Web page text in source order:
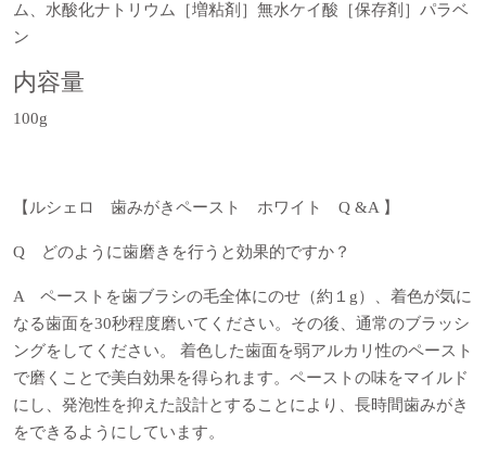
ム、水酸化ナトリウム［増粘剤］無水ケイ酸［保存剤］パラベ
ン
内容量
100g
【ルシェロ 歯みがきペースト ホワイト Q &A 】
Q どのように歯磨きを行うと効果的ですか？
A ペーストを歯ブラシの毛全体にのせ（約１g）、着色が気に
なる歯面を30秒程度磨いてください。その後、通常のブラッシ
ングをしてください。 着色した歯面を弱アルカリ性のペースト
で磨くことで美白効果を得られます。ペーストの味をマイルド
にし、発泡性を抑えた設計とすることにより、長時間歯みがき
をできるようにしています。